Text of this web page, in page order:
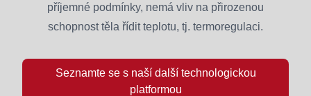
příjemné podmínky, nemá vliv na přirozenou
schopnost těla řídit teplotu, tj. termoregulaci.
Seznamte se s naší další technologickou
platformou